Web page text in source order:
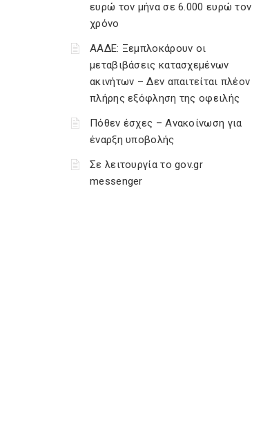
ευρώ τον μήνα σε 6.000 ευρώ τον
χρόνο
ΑΑΔΕ: Ξεμπλοκάρουν οι
μεταβιβάσεις κατασχεμένων
ακινήτων – Δεν απαιτείται πλέον
πλήρης εξόφληση της οφειλής
Πόθεν έσχες – Ανακοίνωση για
έναρξη υποβολής
Σε λειτουργία το gov.gr
messenger